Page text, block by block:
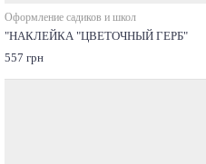
Оформление садиков и школ
"НАКЛЕЙКА "ЦВЕТОЧНЫЙ ГЕРБ"
557 грн